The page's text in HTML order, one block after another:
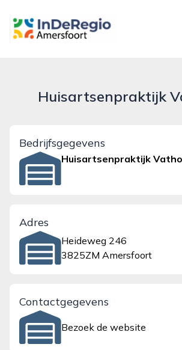
inderegioamersfoort.nl
Huisartsenpraktijk
Bedrijfsgegevens
Huisartsenpraktijk
Adres
Heideweg 246
3825ZM Amersfoort
Contactgegevens
Bezoek de website